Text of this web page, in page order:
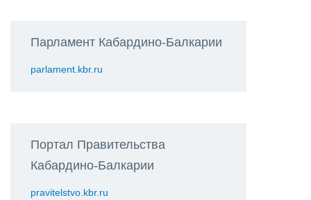
Парламент Кабардино-Балкарии
parlament.kbr.ru
Портал Правительства
Кабардино-Балкарии
pravitelstvo.kbr.ru